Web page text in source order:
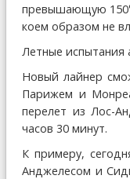
превышающую
коем образом не
Летные испытания
Новый лайнер
Парижем и
перелет из Лос-
часов 30 минут.
К примеру,
Анджелесом и